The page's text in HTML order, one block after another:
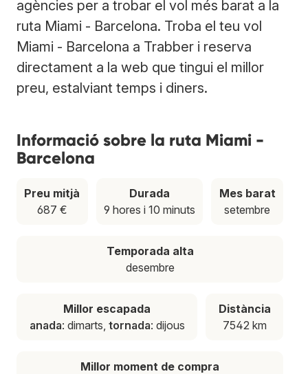
agències per a trobar el vol més barat a la
ruta Miami - Barcelona. Troba el teu vol
Miami - Barcelona a Trabber i reserva
directament a la web que tingui el millor
preu, estalviant temps i diners.
Informació sobre la ruta Miami -
Barcelona
Preu mitjà
687 €
Durada
9 hores i 10 minuts
Mes barat
setembre
Temporada alta
desembre
Millor escapada
anada: dimarts, tornada: dijous
Distància
7542 km
Millor moment de compra